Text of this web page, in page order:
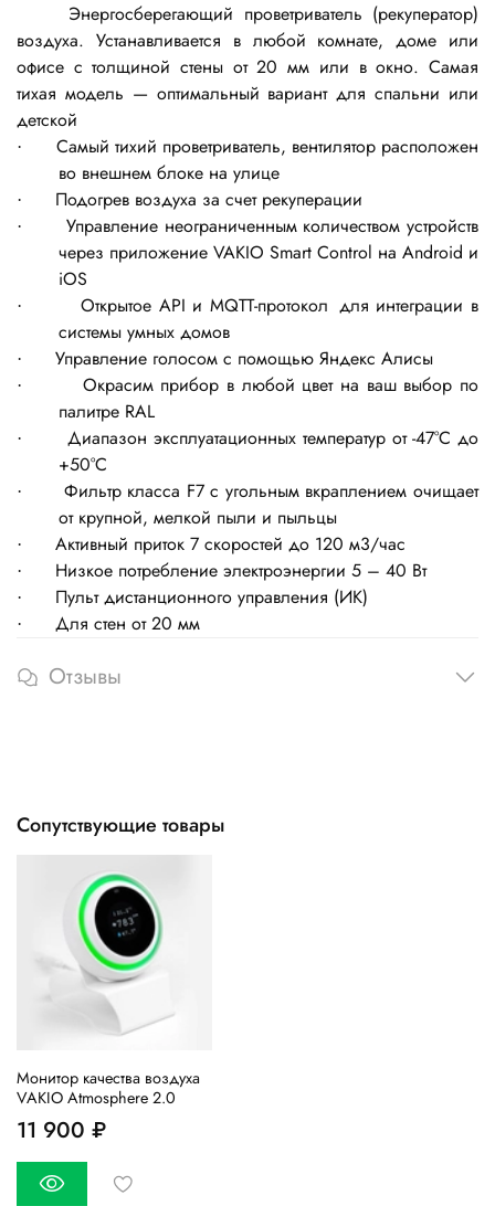
Энергосберегающий проветриватель (рекуператор)
воздуха. Устанавливается в любой комнате, доме или
офисе с толщиной стены от 20 мм или в окно. Самая
тихая модель — оптимальный вариант для спальни или
детской
·
Самый тихий проветриватель, вентилятор расположен
во внешнем блоке на улице
· Подогрев воздуха за счет рекуперации
·
Управление неограниченным количеством устройств
через приложение VAKIO Smart Control на Android и
iOS
·
Открытое API и MQTT-протокол для интеграции в
системы умных домов
· Управление голосом с помощью Яндекс Алисы
·
Окрасим прибор в любой цвет на ваш выбор по
палитре RAL
·
Диапазон эксплуатационных температур от -47°С до
+50°С
·
Фильтр класса F7 с угольным вкраплением очищает
от крупной, мелкой пыли и пыльцы
· Активный приток 7 скоростей до 120 м3/час
· Низкое потребление электроэнергии 5 – 40 Вт
· Пульт дистанционного управления (ИК)
· Для стен от 20 мм
Отзывы
Сопутствующие товары
Монитор качества воздуха
VAKIO Atmosphere 2.0
11 900 ₽